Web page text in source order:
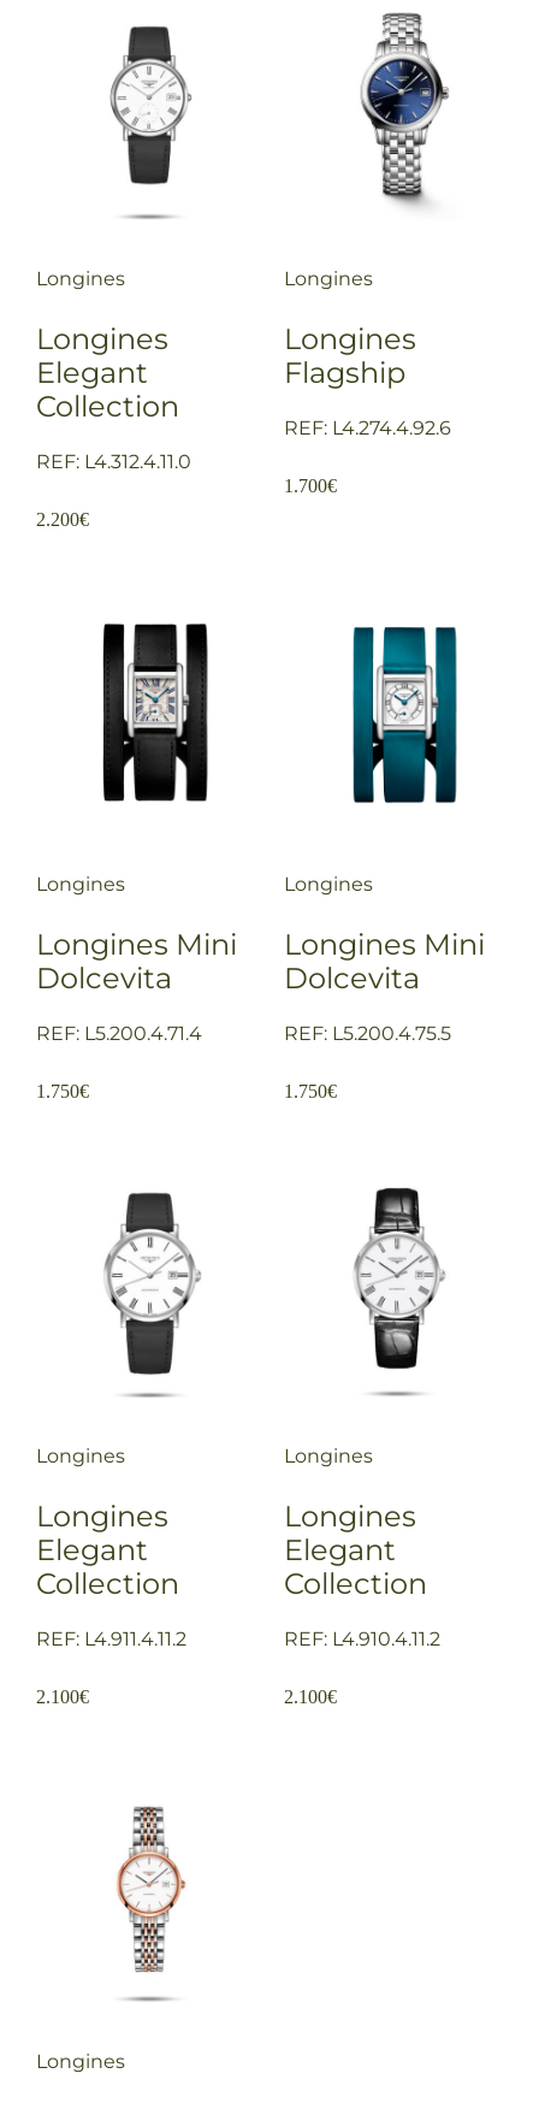
Longines
Longines
Elegant
Collection
REF: L4.312.4.11.0
2.200€
Longines
Longines
Flagship
REF: L4.274.4.92.6
1.700€
Longines
Longines Mini
Dolcevita
REF: L5.200.4.71.4
1.750€
Longines
Longines Mini
Dolcevita
REF: L5.200.4.75.5
1.750€
Longines
Longines
Elegant
Collection
REF: L4.911.4.11.2
2.100€
Longines
Longines
Elegant
Collection
REF: L4.910.4.11.2
2.100€
Longines